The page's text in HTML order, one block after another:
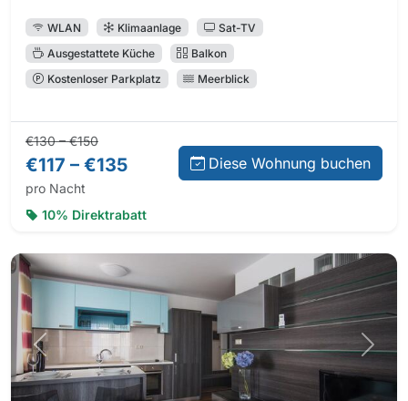
WLAN Klimaanlage
Sat-TV
Ausgestattete Küche
Balkon
Kostenloser Parkplatz
Meerblick
Normalpreis:
€130 – €150Preis bei Direktbuchung:
€117 – €135
pro Nacht
Diese Wohnung buchen
10% Direktrabatt
Vorheriges Foto